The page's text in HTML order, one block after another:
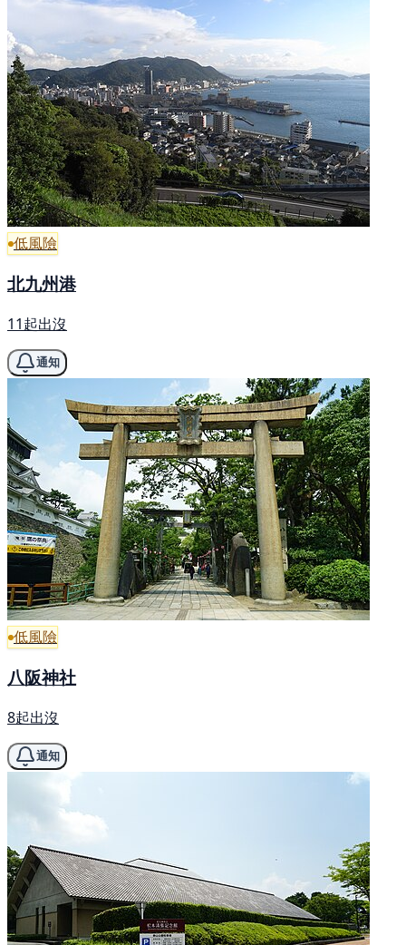
低風險
北九州港
11起出沒
通知
低風險
八阪神社
8起出沒
通知